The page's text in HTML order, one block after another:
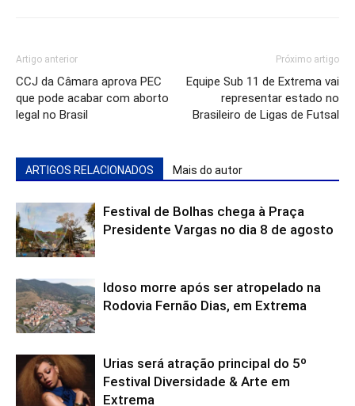
Artigo anterior
CCJ da Câmara aprova PEC
que pode acabar com aborto
legal no Brasil
Próximo artigo
Equipe Sub 11 de Extrema vai
representar estado no
Brasileiro de Ligas de Futsal
ARTIGOS RELACIONADOS Mais do autor
Festival de Bolhas chega à Praça
Presidente Vargas no dia 8 de agosto
Idoso morre após ser atropelado na
Rodovia Fernão Dias, em Extrema
Urias será atração principal do 5º
Festival Diversidade & Arte em
Extrema